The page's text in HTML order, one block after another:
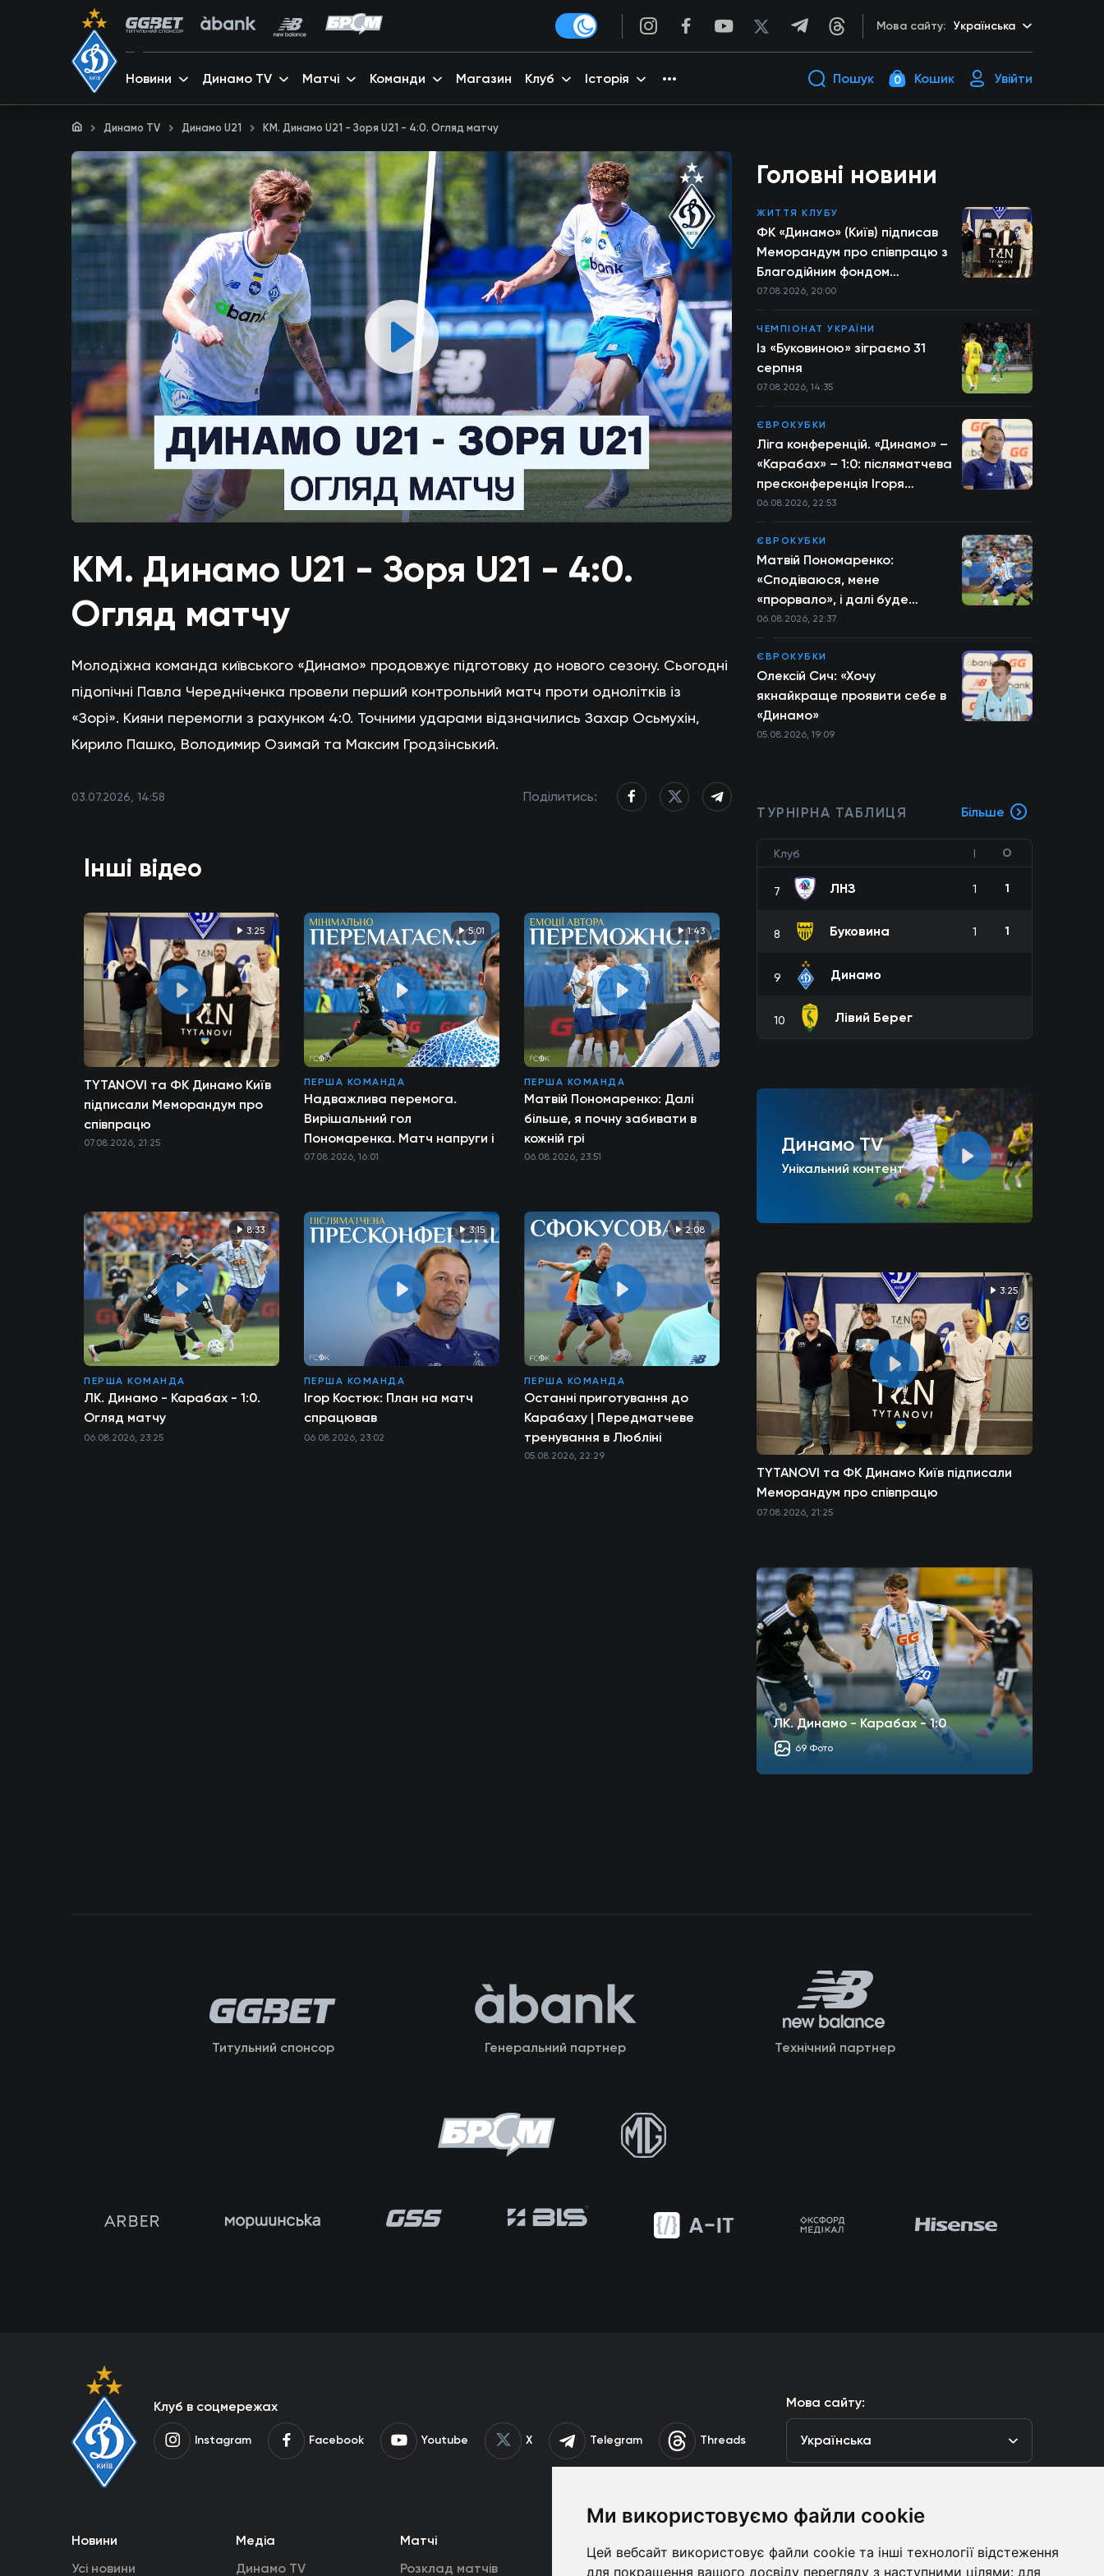
Ми використовуємо файли cookie
Цей вебсайт використовує файли cookie та інші технології відстеження
для покращення вашого досвіду перегляду з наступними цілями: для
Мова сайту: Українська
Новини Динамо TV Матчі Команди Магазин Клуб Історія Пошук 0 Кошик Увійти
Динамо TV Динамо U21 КМ. Динамо U21 - Зоря U21 - 4:0. Огляд матчу
КМ. Динамо U21 - Зоря U21 - 4:0.
Огляд матчу
Молодіжна команда київського «Динамо» продовжує підготовку до нового сезону. Сьогодні
підопічні Павла Чередніченка провели перший контрольний матч проти однолітків із
«Зорі». Кияни перемогли з рахунком 4:0. Точними ударами відзначились Захар Осьмухін,
Кирило Пашко, Володимир Озимай та Максим Гродзінський.
03.07.2026, 14:58 Поділитись:
Інші відео
3:25
TYTANOVI та ФК Динамо Київ
підписали Меморандум про
співпрацю
07.08.2026, 21:25
5:01
ПЕРША КОМАНДА
Надважлива перемога.
Вирішальний гол
Пономаренка. Матч напруги і
нервів
07.08.2026, 16:01
1:43
ПЕРША КОМАНДА
Матвій Пономаренко: Далі
більше, я почну забивати в
кожній грі
06.08.2026, 23:51
8:33
ПЕРША КОМАНДА
ЛК. Динамо - Карабах - 1:0.
Огляд матчу
06.08.2026, 23:25
3:15
ПЕРША КОМАНДА
Ігор Костюк: План на матч
спрацював
06.08.2026, 23:02
2:08
ПЕРША КОМАНДА
Останні приготування до
Карабаху | Передматчеве
тренування в Любліні
05.08.2026, 22:29
Головні новини
ЖИТТЯ КЛУБУ
ФК «Динамо» (Київ) підписав
Меморандум про співпрацю з
Благодійним фондом
TYTANOVI
07.08.2026, 20:00
ЧЕМПІОНАТ УКРАЇНИ
Із «Буковиною» зіграємо 31
серпня
07.08.2026, 14:35
ЄВРОКУБКИ
Ліга конференцій. «Динамо» –
«Карабах» – 1:0: післяматчева
пресконференція Ігоря
Костюка
06.08.2026, 22:53
ЄВРОКУБКИ
Матвій Пономаренко:
«Сподіваюся, мене
«прорвало», і далі буде
більше»
06.08.2026, 22:37
ЄВРОКУБКИ
Олексій Сич: «Хочу
якнайкраще проявити себе в
«Динамо»
05.08.2026, 19:09
ТУРНІРНА ТАБЛИЦЯ Більше
Клуб І О
7 ЛНЗ 1 1
8 Буковина 1 1
9 Динамо
10 Лівий Берег
Динамо TV
Унікальний контент
3:25
TYTANOVI та ФК Динамо Київ підписали
Меморандум про співпрацю
07.08.2026, 21:25
ЛК. Динамо - Карабах - 1:0
69 Фото
Титульний спонсор Генеральний партнер Технічний партнер
Клуб в соцмережах
Instagram Facebook Youtube X Telegram Threads
Мова сайту:
Українська
Новини
Усі новини
Медіа
Динамо TV
Матчі
Розклад матчів
Перша команда
Контакти